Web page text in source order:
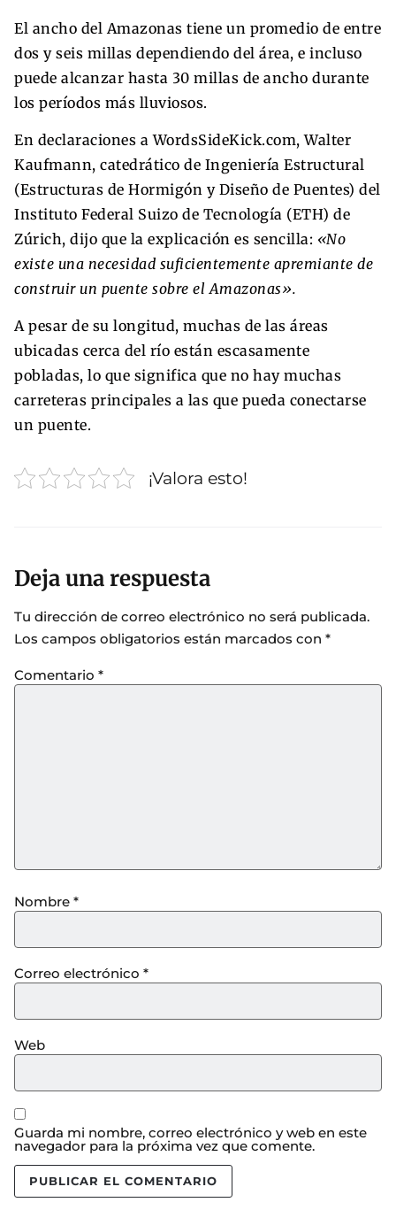
El ancho del Amazonas tiene un promedio de entre
dos y seis millas dependiendo del área, e incluso
puede alcanzar hasta 30 millas de ancho durante
los períodos más lluviosos.
En declaraciones a WordsSideKick.com, Walter
Kaufmann, catedrático de Ingeniería Estructural
(Estructuras de Hormigón y Diseño de Puentes) del
Instituto Federal Suizo de Tecnología (ETH) de
Zúrich, dijo que la explicación es sencilla: «No
existe una necesidad suficientemente apremiante de
construir un puente sobre el Amazonas».
A pesar de su longitud, muchas de las áreas
ubicadas cerca del río están escasamente
pobladas, lo que significa que no hay muchas
carreteras principales a las que pueda conectarse
un puente.
¡Valora esto!
Deja una respuesta
Tu dirección de correo electrónico no será publicada.
Los campos obligatorios están marcados con *
Comentario *
Nombre *
Correo electrónico *
Web
Guarda mi nombre, correo electrónico y web en este
navegador para la próxima vez que comente.